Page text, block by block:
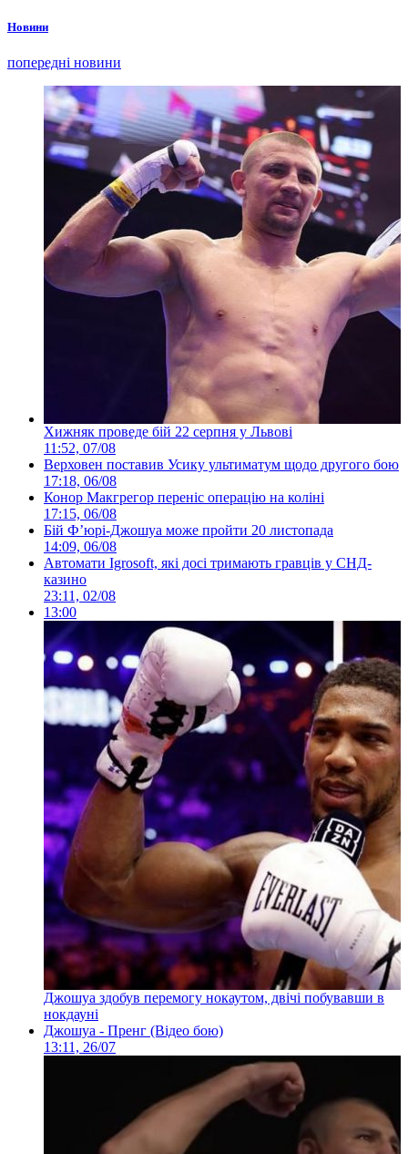
Новини
попередні новини
Хижняк проведе бій 22 серпня у Львові
11:52, 07/08
Верховен поставив Усику ультиматум щодо другого бою
17:18, 06/08
Конор Макгрегор переніс операцію на коліні
17:15, 06/08
Бій Ф’юрі-Джошуа може пройти 20 листопада
14:09, 06/08
Автомати Igrosoft, які досі тримають гравців у СНД-
казино
23:11, 02/08
13:00
Джошуа здобув перемогу нокаутом, двічі побувавши в
нокдауні
Джошуа - Пренг (Відео бою)
13:11, 26/07